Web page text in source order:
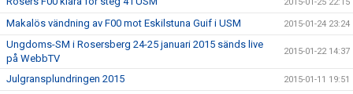
2015-01-25 22:15
Makalös vändning av F00 mot Eskilstuna Guif i USM 2015-01-24 23:24
Ungdoms-SM i Rosersberg 24-25 januari 2015 sänds live
på WebbTV
2015-01-22 14:37
Julgransplundringen 2015 2015-01-11 19:51